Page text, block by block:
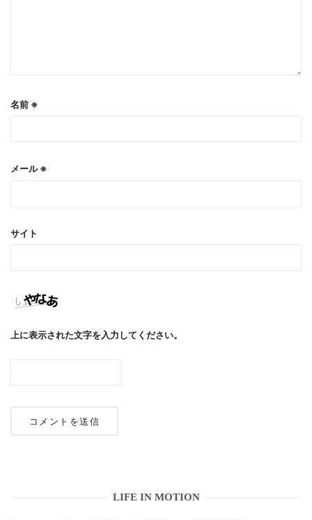
名前 ※
メール※
サイト
上に表示された文字を入力してください。
LIFE IN MOTION